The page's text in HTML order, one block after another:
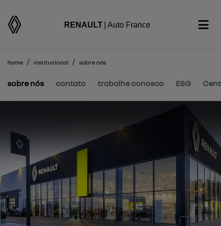
RENAULT | Auto France
home institucional sobre nós
sobre nós contato trabalhe conosco ESG